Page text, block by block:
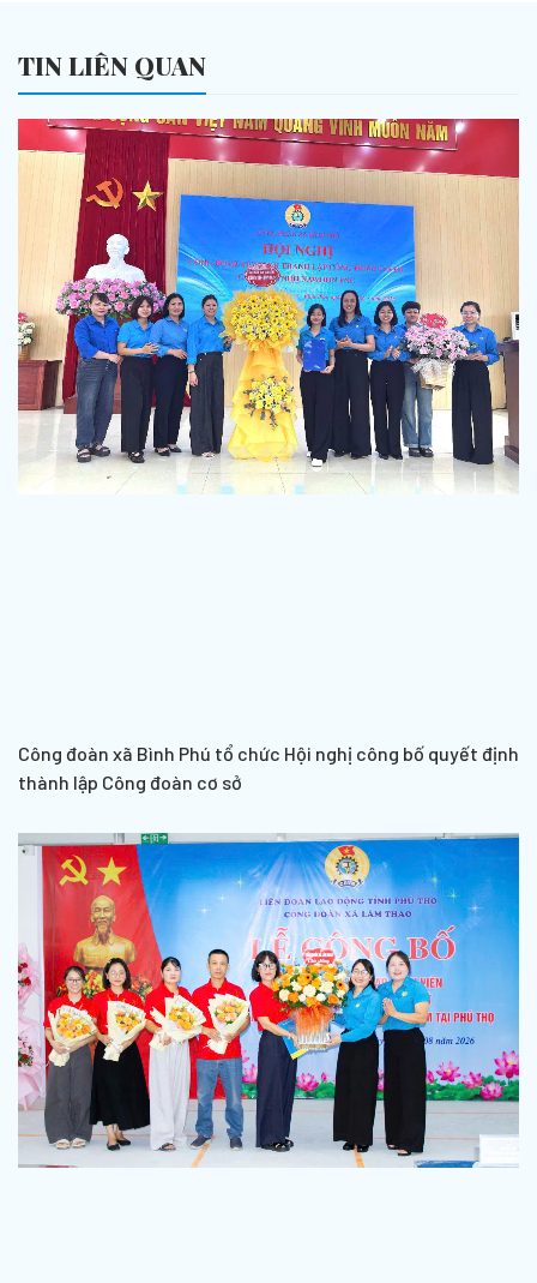
TIN LIÊN QUAN
Công đoàn xã Bình Phú tổ chức Hội nghị công bố quyết định
thành lập Công đoàn cơ sở